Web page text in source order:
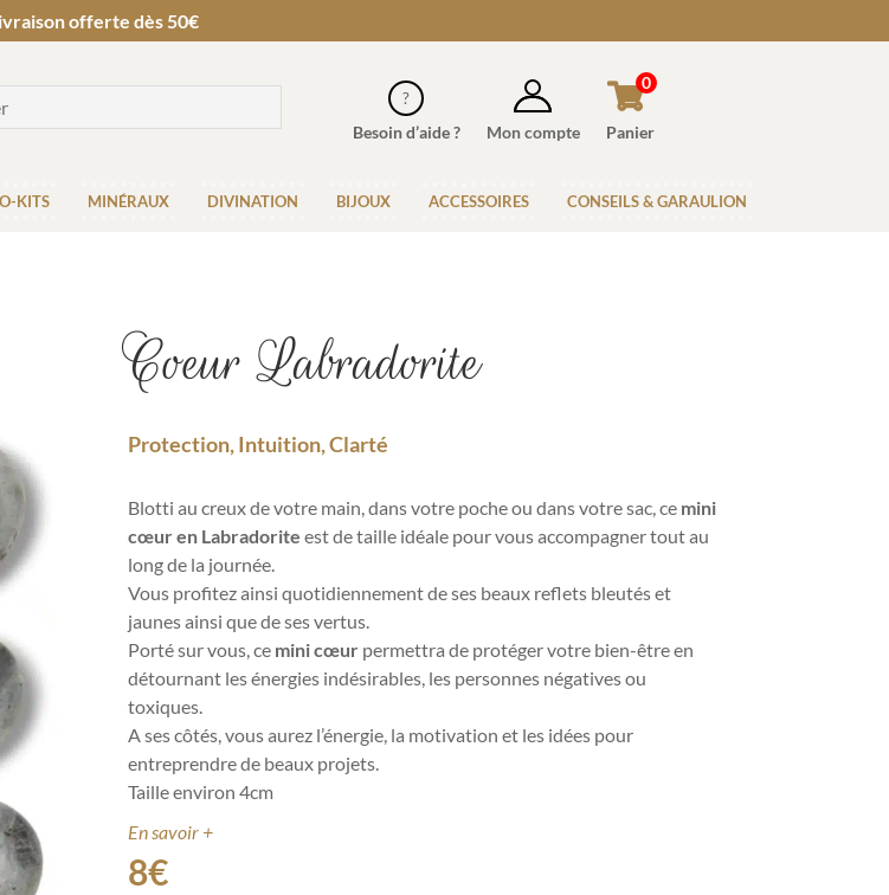
offerte dès 50€
Besoin d’aide ? Mon compte Panier
0
KITS MINÉRAUX DIVINATION BIJOUX ACCESSOIRES CONSEILS & GARAULION
Coeur Labradorite
Protection, Intuition, Clarté
Blotti au creux de votre main, dans votre poche ou dans votre sac, ce mini
cœur en Labradorite est de taille idéale pour vous accompagner tout au
long de la journée.
Vous profitez ainsi quotidiennement de ses beaux reflets bleutés et
jaunes ainsi que de ses vertus.
Porté sur vous, ce mini cœur permettra de protéger votre bien-être en
détournant les énergies indésirables, les personnes négatives ou
toxiques.
A ses côtés, vous aurez l’énergie, la motivation et les idées pour
entreprendre de beaux projets.
Taille environ 4cm
En savoir +
8€